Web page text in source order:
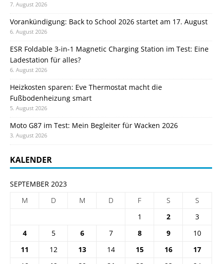
7. August 2026
Vorankündigung: Back to School 2026 startet am 17. August
6. August 2026
ESR Foldable 3-in-1 Magnetic Charging Station im Test: Eine
Ladestation für alles?
6. August 2026
Heizkosten sparen: Eve Thermostat macht die
Fußbodenheizung smart
5. August 2026
Moto G87 im Test: Mein Begleiter für Wacken 2026
3. August 2026
KALENDER
SEPTEMBER 2023
M
D M D F S
S
1
2
3
4
5 6 7 8 9
10
11
12 13 14 15 16
17